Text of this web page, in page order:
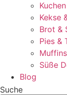
Kekse
Brot &
Pies &
Süße
Blog
Suche